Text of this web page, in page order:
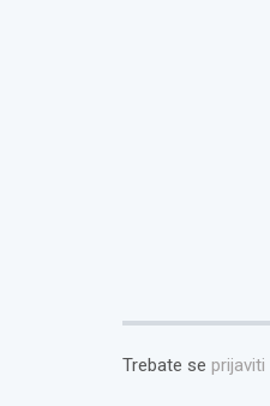
Trebate se prijaviti